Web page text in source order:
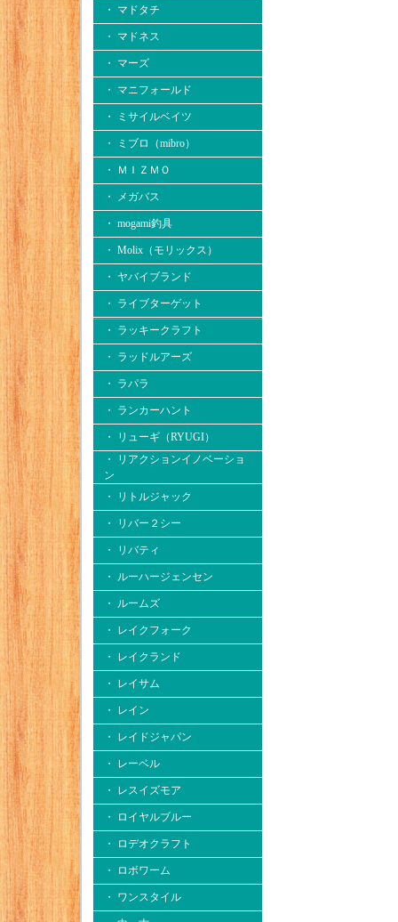
・ マドタチ
・ マドネス
・ マーズ
・ マニフォールド
・ ミサイルベイツ
・ ミブロ（mibro）
・ ＭＩＺＭＯ
・ メガバス
・ mogami釣具
・ Molix（モリックス）
・ ヤバイブランド
・ ライブターゲット
・ ラッキークラフト
・ ラッドルアーズ
・ ラパラ
・ ランカーハント
・ リューギ（RYUGI）
・ リアクションイノベーショ
ン
・ リトルジャック
・ リバー２シー
・ リバティ
・ ルーハージェンセン
・ ルームズ
・ レイクフォーク
・ レイクランド
・ レイサム
・ レイン
・ レイドジャパン
・ レーベル
・ レスイズモア
・ ロイヤルブルー
・ ロデオクラフト
・ ロボワーム
・ ワンスタイル